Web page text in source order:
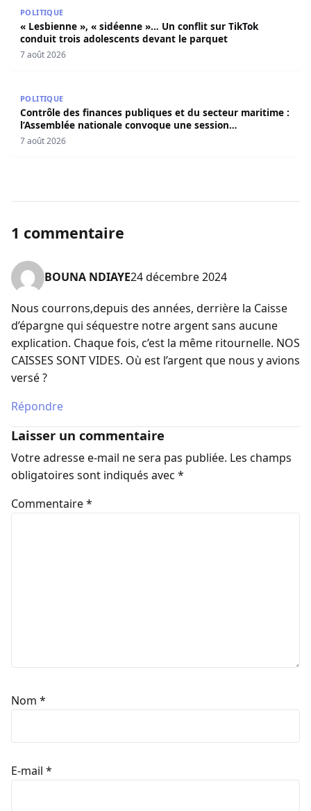
POLITIQUE
« Lesbienne », « sidéenne »… Un conflit sur TikTok
conduit trois adolescents devant le parquet
7 août 2026
POLITIQUE
Contrôle des finances publiques et du secteur maritime :
l’Assemblée nationale convoque une session
extraordinaire
7 août 2026
1 commentaire
BOUNA NDIAYE24 décembre 2024
Nous courrons,depuis des années, derrière la Caisse
d’épargne qui séquestre notre argent sans aucune
explication. Chaque fois, c’est la même ritournelle. NOS
CAISSES SONT VIDES. Où est l’argent que nous y avions
versé ?
Répondre
Laisser un commentaire
Votre adresse e-mail ne sera pas publiée. Les champs
obligatoires sont indiqués avec *
Commentaire*
Nom *
E-mail *